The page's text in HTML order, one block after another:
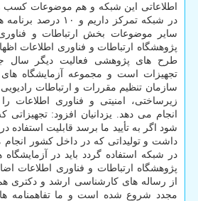
اطلاعاتی این شبکه و هم موضوعات کسب
در شبکه تمرکز داریم و
سایر موضوعات بخش ارتباطات و
پژوهشگاه ارتباطات و فناوری اطلاعات
طرح های پژوهشی فعالیت دیگر سال
تجهیزات است و مجموعه آزمایشگاه های
سازمان تنظیم مقررات و ارتباطات
زیرساختی، امنیتی و فناوری اطلاعات
انجام می دهد. یزدانیان افزود:
شود اگر به تأیید ما برسد قابلیت استفاده
داشت و تولیداتی که در داخل کشور
در شبکه استفاده گردد باید در
پژوهشگاه ارتباطات و فناوری اطلاعات
مجدد شروع شده است و ما تفاهمنامه